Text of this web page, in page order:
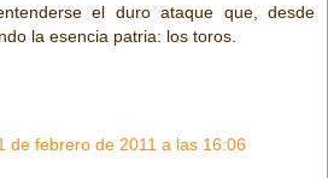
el duro ataque que, desde
la esencia patria: los toros.
de febrero de 2011 a las 16:06